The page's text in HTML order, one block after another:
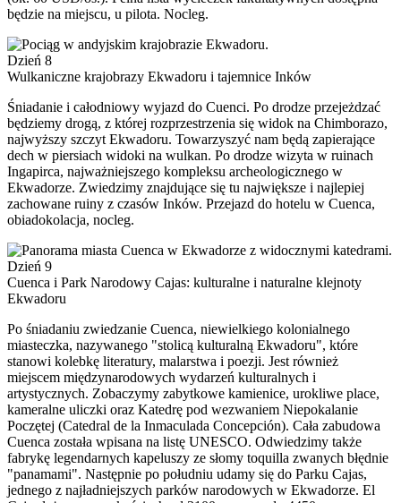
będzie na miejscu, u pilota. Nocleg.
Dzień 8
Wulkaniczne krajobrazy Ekwadoru i tajemnice Inków
Śniadanie i całodniowy wyjazd do Cuenci. Po drodze przejeżdzać
będziemy drogą, z której rozprzestrzenia się widok na Chimborazo,
najwyższy szczyt Ekwadoru. Towarzyszyć nam będą zapierające
dech w piersiach widoki na wulkan. Po drodze wizyta w ruinach
Ingapirca, najważniejszego kompleksu archeologicznego w
Ekwadorze. Zwiedzimy znajdujące się tu największe i najlepiej
zachowane ruiny z czasów Inków. Przejazd do hotelu w Cuenca,
obiadokolacja, nocleg.
Dzień 9
Cuenca i Park Narodowy Cajas: kulturalne i naturalne klejnoty
Ekwadoru
Po śniadaniu zwiedzanie Cuenca, niewielkiego kolonialnego
miasteczka, nazywanego "stolicą kulturalną Ekwadoru", które
stanowi kolebkę literatury, malarstwa i poezji. Jest również
miejscem międzynarodowych wydarzeń kulturalnych i
artystycznych. Zobaczymy zabytkowe kamienice, urokliwe place,
kameralne uliczki oraz Katedrę pod wezwaniem Niepokalanie
Poczętej (Catedral de la Inmaculada Concepción). Cała zabudowa
Cuenca została wpisana na listę UNESCO. Odwiedzimy także
fabrykę legendarnych kapeluszy ze słomy toquilla zwanych błędnie
"panamami". Następnie po południu udamy się do Parku Cajas,
jednego z najładniejszych parków narodowych w Ekwadorze. El